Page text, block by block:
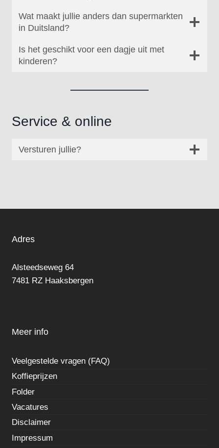
Wat maakt jullie anders dan supermarkten
in Duitsland?
Is het geschikt voor een dagje uit met
kinderen?
Service & online
Versturen jullie?
Adres
Alsteedseweg 64
7481 RZ Haaksbergen
Meer info
Veelgestelde vragen (FAQ)
Koffieprijzen
Folder
Vacatures
Disclaimer
Impressum